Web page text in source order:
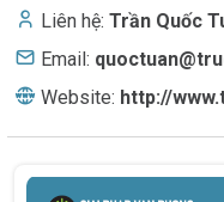
Liên hệ: Trần Quốc
Email:
Website: http://